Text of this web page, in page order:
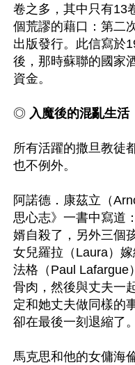
卷之多，其中只有13
個荒謬的藉口：第二
出版發行。此信寫於
後，那時蘇聯的國家
資金。
◎ 入魔後的混亂生活
所有活躍的撒旦教徒
也不例外。
阿諾德．康茲立（
思心志》一書中寫道
婿自殺了，另外三個
女兒羅拉（Laura）
法格（Paul Lafargue
骨肉，然後與丈夫一
定和她丈夫做同樣的
卻在最後一刻退縮了。
馬克思和他的女傭海